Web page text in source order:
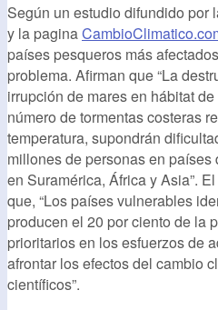
Según un estudio difundido por
y la pagina
países pesqueros más
problema. Afirman que “La
irrupción de mares en hábitat
número de tormentas costeras
temperatura, supondrán
millones de personas en
en Suramérica, África y Asia”.
que, “Los países vulnerables
producen el 20 por ciento de la
prioritarios en los esfuerzos de
afrontar los efectos del cambio
científicos”.